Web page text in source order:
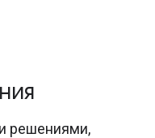
решениями,